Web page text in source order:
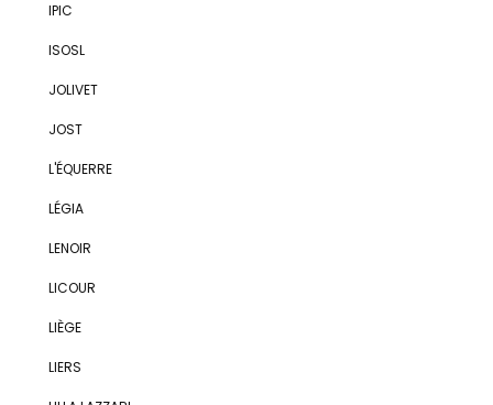
IPIC
ISOSL
JOLIVET
JOST
L'ÉQUERRE
LÉGIA
LENOIR
LICOUR
LIÈGE
LIERS